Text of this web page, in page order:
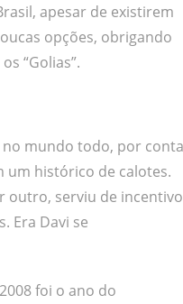
apesar de existirem
opções, obrigando
“Golias”.
no mundo todo, por conta
um histórico de calotes.
outro, serviu de incentivo
Era Davi se
foi o ano do